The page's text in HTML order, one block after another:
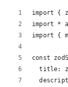
import {
import *
import {
const
title: